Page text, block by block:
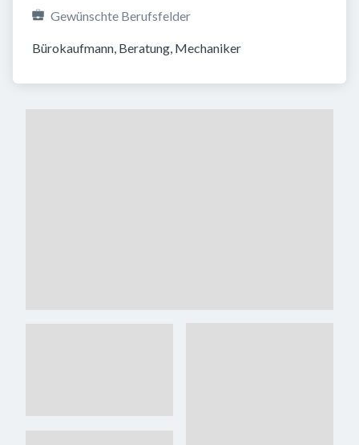
Gewünschte Berufsfelder
Bürokaufmann, Beratung, Mechaniker